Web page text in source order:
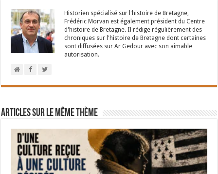
Historien spécialisé sur l'histoire de Bretagne,
Frédéric Morvan est également président du Centre
d'histoire de Bretagne. Il rédige régulièrement des
chroniques sur l'histoire de Bretagne dont certaines
sont diffusées sur Ar Gedour avec son aimable
autorisation.
Articles sur le même thème